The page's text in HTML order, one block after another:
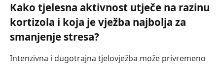
Kako tjelesna aktivnost utječe na razinu
kortizola i koja je vježba najbolja za
smanjenje stresa?
Intenzivna i dugotrajna tjelovježba može privremeno